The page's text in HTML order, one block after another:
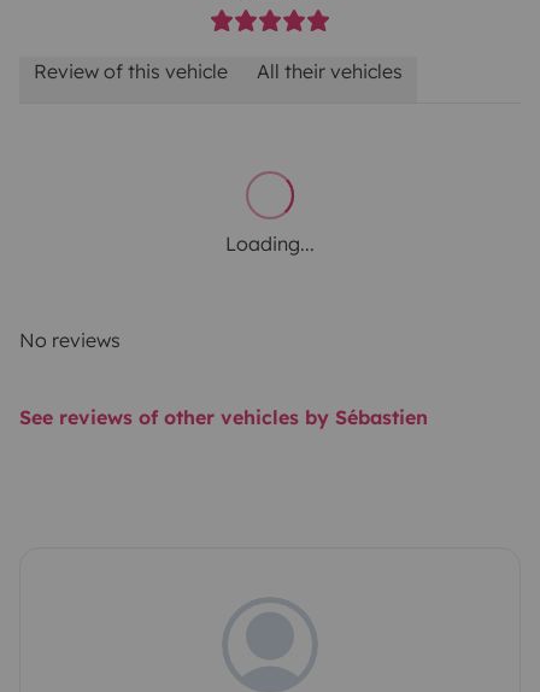
Review of this vehicle All their vehicles
Loading...
No reviews
See reviews of other vehicles by Sébastien